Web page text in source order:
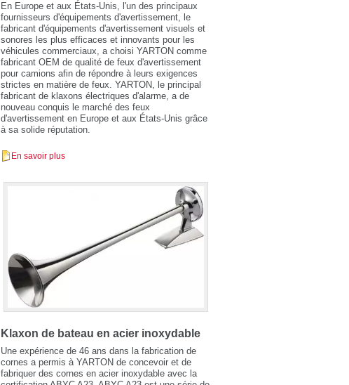
En Europe et aux États-Unis, l'un des principaux
fournisseurs d'équipements d'avertissement, le
fabricant d'équipements d'avertissement visuels et
sonores les plus efficaces et innovants pour les
véhicules commerciaux, a choisi YARTON comme
fabricant OEM de qualité de feux d'avertissement
pour camions afin de répondre à leurs exigences
strictes en matière de feux. YARTON, le principal
fabricant de klaxons électriques d'alarme, a de
nouveau conquis le marché des feux
d'avertissement en Europe et aux États-Unis grâce
à sa solide réputation.
En savoir plus
Klaxon de bateau en acier inoxydable
Une expérience de 46 ans dans la fabrication de
cornes a permis à YARTON de concevoir et de
fabriquer des cornes en acier inoxydable avec la